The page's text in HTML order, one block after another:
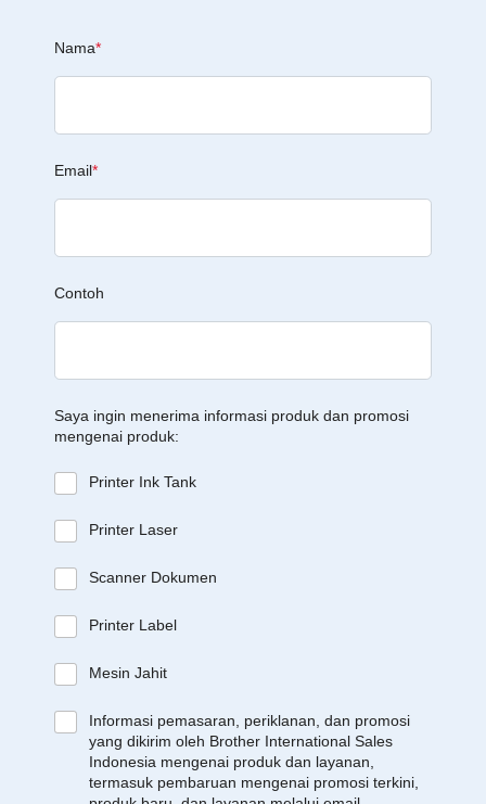
Nama*
Email*
Contoh
Saya ingin menerima informasi produk dan promosi
mengenai produk:
Printer Ink Tank
Printer Laser
Scanner Dokumen
Printer Label
Mesin Jahit
Informasi pemasaran, periklanan, dan promosi
yang dikirim oleh Brother International Sales
Indonesia mengenai produk dan layanan,
termasuk pembaruan mengenai promosi terkini,